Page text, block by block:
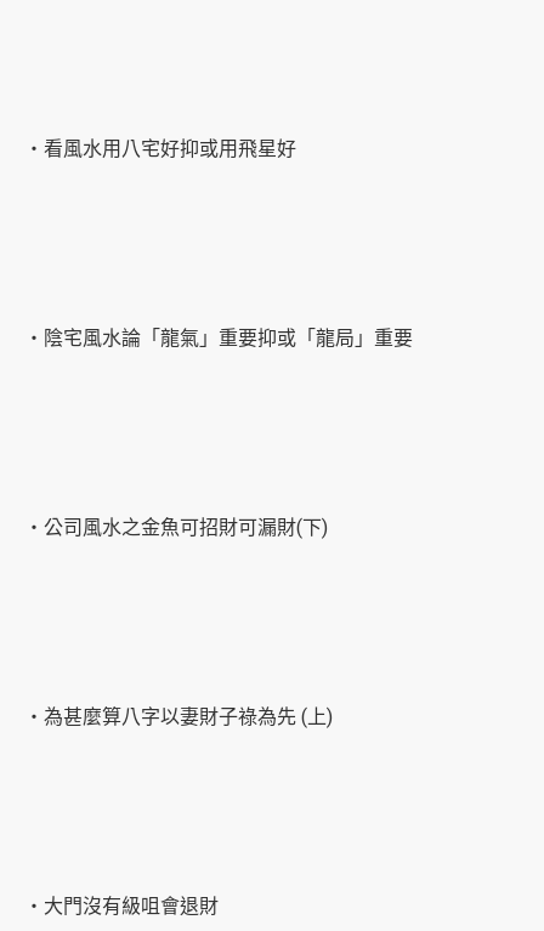
‧看風水用八宅好抑或用飛星好
‧陰宅風水論「龍氣」重要抑或「龍局」重要
‧公司風水之金魚可招財可漏財(下)
‧為甚麼算八字以妻財子祿為先 (上)
‧大門沒有級咀會退財